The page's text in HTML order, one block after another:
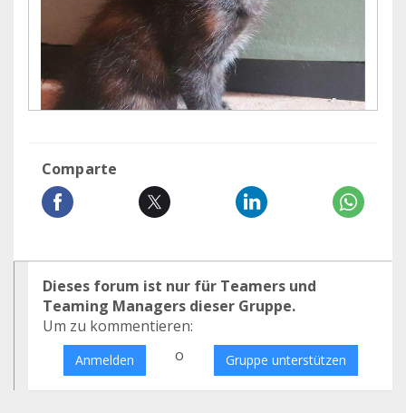
Comparte
Dieses forum ist nur für Teamers und
Teaming Managers dieser Gruppe.
Um zu kommentieren:
Anmelden o Gruppe unterstützen